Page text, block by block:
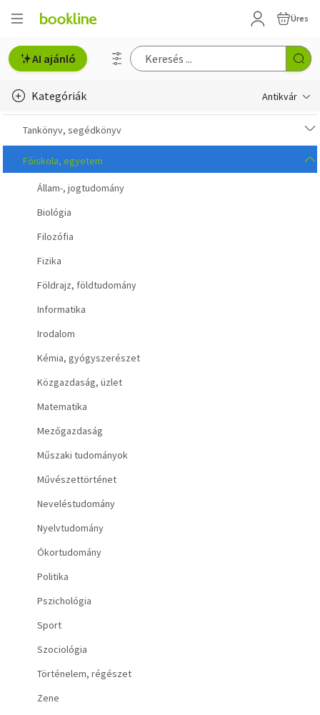
Üres
AI ajánló
Kategóriák Antikvár
Metszet
Régi képeslap
Életmód, egészség
Hobbi, szabadidő
Idegen nyelvű
Kotta
Minikönyv
Művészet
Szótár, nyelvkönyv
Tankönyv, segédkönyv
Természettudomány
Történelem
Vallás
Tankönyv, segédkönyv
Főiskola, egyetem
Állam-, jogtudomány
Biológia
Filozófia
Fizika
Földrajz, földtudomány
Informatika
Irodalom
Kémia, gyógyszerészet
Közgazdaság, üzlet
Matematika
Mezőgazdaság
Műszaki tudományok
Művészettörténet
Neveléstudomány
Nyelvtudomány
Ókortudomány
Politika
Pszichológia
Sport
Szociológia
Történelem, régészet
Zene